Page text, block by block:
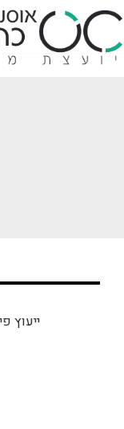
ייעוץ